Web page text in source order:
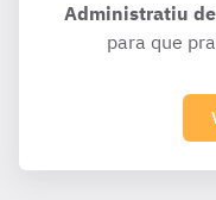
Administratiu
para que